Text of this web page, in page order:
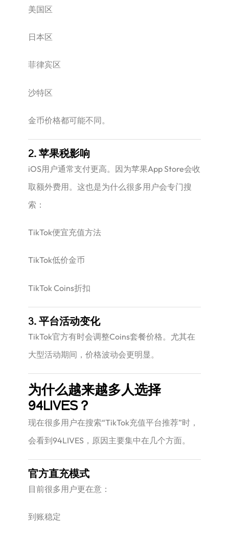
美国区
日本区
菲律宾区
沙特区
金币价格都可能不同。
2. 苹果税影响
iOS用户通常支付更高。因为苹果App Store会收
取额外费用。这也是为什么很多用户会专门搜
索：
TikTok便宜充值方法
TikTok低价金币
TikTok Coins折扣
3. 平台活动变化
TikTok官方有时会调整Coins套餐价格。尤其在
大型活动期间，价格波动会更明显。
为什么越来越多人选择
94LIVES？
现在很多用户在搜索“TikTok充值平台推荐”时，
会看到94LIVES，原因主要集中在几个方面。
官方直充模式
目前很多用户更在意：
到账稳定